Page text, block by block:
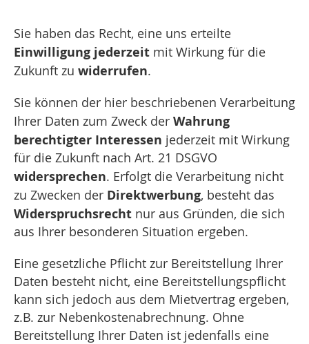
Sie haben das Recht, eine uns erteilte
Einwilligung jederzeit mit Wirkung für die
Zukunft zu widerrufen.
Sie können der hier beschriebenen Verarbeitung
Ihrer Daten zum Zweck der Wahrung
berechtigter Interessen jederzeit mit Wirkung
für die Zukunft nach Art. 21 DSGVO
widersprechen. Erfolgt die Verarbeitung nicht
zu Zwecken der Direktwerbung, besteht das
Widerspruchsrecht nur aus Gründen, die sich
aus Ihrer besonderen Situation ergeben.
Eine gesetzliche Pflicht zur Bereitstellung Ihrer
Daten besteht nicht, eine Bereitstellungspflicht
kann sich jedoch aus dem Mietvertrag ergeben,
z.B. zur Nebenkostenabrechnung. Ohne
Bereitstellung Ihrer Daten ist jedenfalls eine